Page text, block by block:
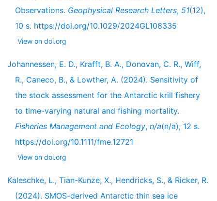
Observations. Geophysical Research Letters, 51(12),
10 s. https://doi.org/10.1029/2024GL108335
View on doi.org
Johannessen, E. D., Krafft, B. A., Donovan, C. R., Wiff,
R., Caneco, B., & Lowther, A. (2024). Sensitivity of
the stock assessment for the Antarctic krill fishery
to time-varying natural and fishing mortality.
Fisheries Management and Ecology, n/a(n/a), 12 s.
https://doi.org/10.1111/fme.12721
View on doi.org
Kaleschke, L., Tian-Kunze, X., Hendricks, S., & Ricker, R.
(2024). SMOS-derived Antarctic thin sea ice